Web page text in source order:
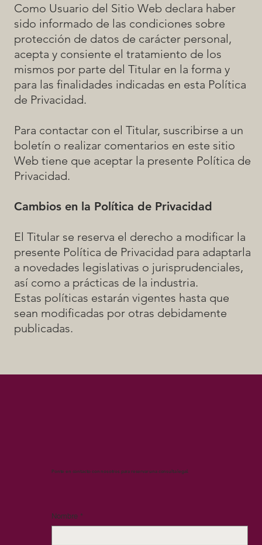
Como Usuario del Sitio Web declara haber
sido informado de las condiciones sobre
protección de datos de carácter personal,
acepta y consiente el tratamiento de los
mismos por parte del Titular en la forma y
para las finalidades indicadas en esta Política
de Privacidad.
Para contactar con el Titular, suscribirse a un
boletín o realizar comentarios en este sitio
Web tiene que aceptar la presente Política de
Privacidad.
Cambios en la Política de Privacidad
El Titular se reserva el derecho a modificar la
presente Política de Privacidad para adaptarla
a novedades legislativas o jurisprudenciales,
así como a prácticas de la industria.
Estas políticas estarán vigentes hasta que
sean modificadas por otras debidamente
publicadas.
Ponte en contacto con nosotros para reservar una consulta legal.
Nombre *